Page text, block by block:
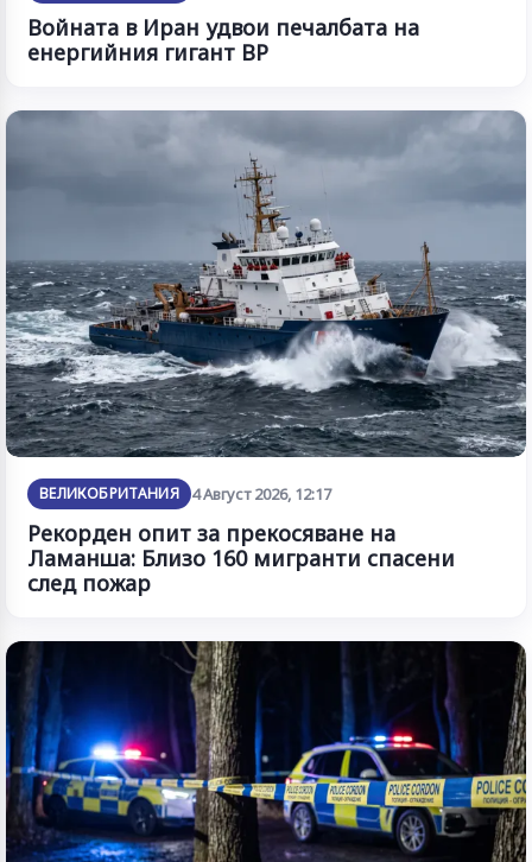
Войната в Иран удвои печалбата на
енергийния гигант BP
ВЕЛИКОБРИТАНИЯ 4 Август 2026, 12:17
Рекорден опит за прекосяване на
Ламанша: Близо 160 мигранти спасени
след пожар